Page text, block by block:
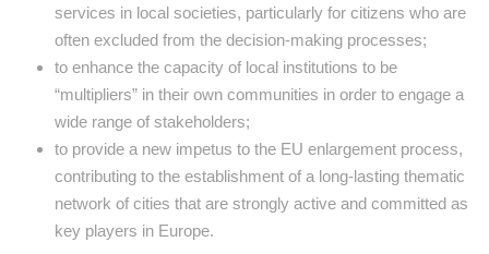
services in local societies, particularly for citizens who are
often excluded from the decision-making processes;
to enhance the capacity of local institutions to be
“multipliers” in their own communities in order to engage a
wide range of stakeholders;
to provide a new impetus to the EU enlargement process,
contributing to the establishment of a long-lasting thematic
network of cities that are strongly active and committed as
key players in Europe.